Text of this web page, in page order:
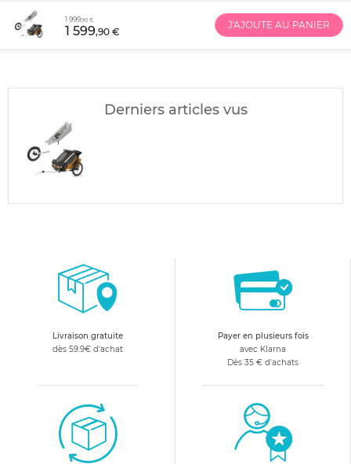
1 999,90 €
1 599,90 €
J'AJOUTE AU PANIER
Derniers articles vus
Livraison gratuite
dès 59.9€ d'achat
Payer en plusieurs fois
avec Klarna
Dès 35 € d'achats